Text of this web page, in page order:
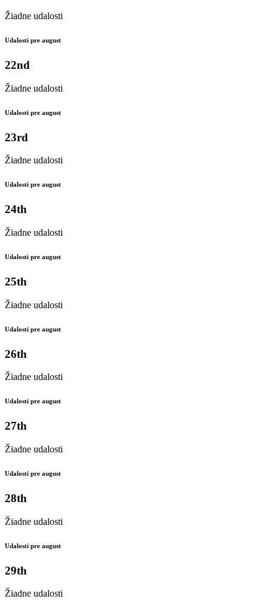
Žiadne udalosti
Udalosti pre august
22nd
Žiadne udalosti
Udalosti pre august
23rd
Žiadne udalosti
Udalosti pre august
24th
Žiadne udalosti
Udalosti pre august
25th
Žiadne udalosti
Udalosti pre august
26th
Žiadne udalosti
Udalosti pre august
27th
Žiadne udalosti
Udalosti pre august
28th
Žiadne udalosti
Udalosti pre august
29th
Žiadne udalosti